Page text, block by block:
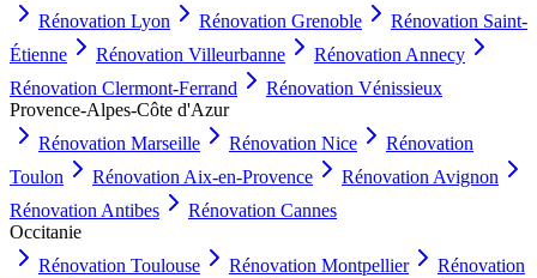
Rénovation Lyon Rénovation Grenoble Rénovation Saint-
Étienne
Rénovation Villeurbanne Rénovation Annecy
Rénovation Clermont-Ferrand Rénovation Vénissieux
Provence-Alpes-Côte d'Azur
Rénovation Marseille Rénovation Nice
Rénovation
Toulon
Rénovation Aix-en-Provence Rénovation Avignon
Rénovation Antibes Rénovation Cannes
Occitanie
Rénovation Toulouse Rénovation Montpellier
Rénovation